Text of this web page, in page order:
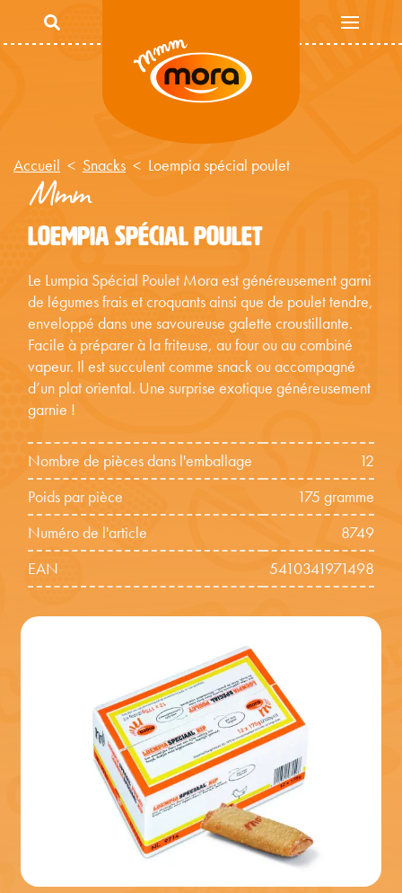
Aller au contenu principal
Accueil Snacks Loempia spécial poulet
Mmm
LOEMPIA SPÉCIAL POULET
Le Lumpia Spécial Poulet Mora est généreusement garni
de légumes frais et croquants ainsi que de poulet tendre,
enveloppé dans une savoureuse galette croustillante.
Facile à préparer à la friteuse, au four ou au combiné
vapeur. Il est succulent comme snack ou accompagné
d’un plat oriental. Une surprise exotique généreusement
garnie !
Nombre de pièces dans l'emballage
12
Poids par pièce
175 gramme
Numéro de l'article
8749
EAN
5410341971498